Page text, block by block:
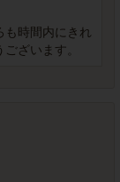
時間内にきれ
ざいます。